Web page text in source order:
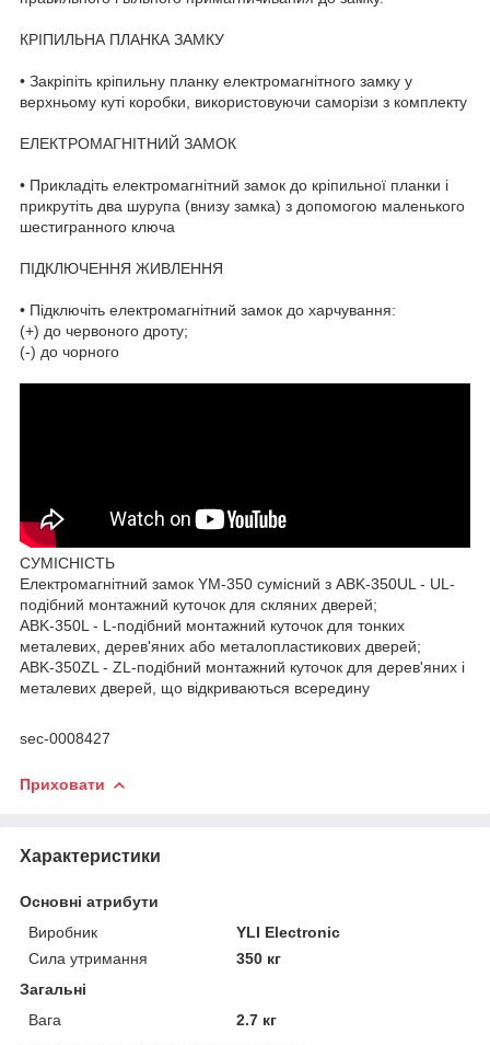
КРІПИЛЬНА ПЛАНКА ЗАМКУ
• Закріпіть кріпильну планку електромагнітного замку у
верхньому куті коробки, використовуючи саморізи з комплекту
ЕЛЕКТРОМАГНІТНИЙ ЗАМОК
• Прикладіть електромагнітний замок до кріпильної планки і
прикрутіть два шурупа (внизу замка) з допомогою маленького
шестигранного ключа
ПІДКЛЮЧЕННЯ ЖИВЛЕННЯ
• Підключіть електромагнітний замок до харчування:
(+) до червоного дроту;
(-) до чорного
СУМІСНІСТЬ
Електромагнітний замок YM-350 сумісний з ABK-350UL - UL-
подібний монтажний куточок для скляних дверей;
ABK-350L - L-подібний монтажний куточок для тонких
металевих, дерев'яних або металопластикових дверей;
ABK-350ZL - ZL-подібний монтажний куточок для дерев'яних і
металевих дверей, що відкриваються всередину
sec-0008427
Приховати
Характеристики
Основні атрибути
Виробник
YLI Electronic
Сила утримання
350 кг
Загальні
Вага
2.7 кг